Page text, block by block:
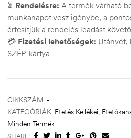
⏳ Rendelésre: A termék várható
munkanapot vesz igénybe, a
értesítjük a rendelés leadást
💳 Fizetési lehetőségek: Utánvét,
SZÉP-kártya
CIKKSZÁM: -
KATEGÓRIÁK: Etetés Kellékei,
Minden Termék
SHARE: